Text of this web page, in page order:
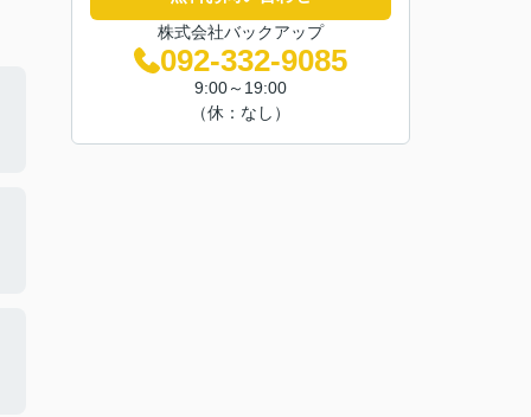
株式会社バックアップ
092-332-9085
9:00～19:00
（休：なし）